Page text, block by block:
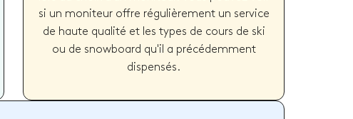
si un moniteur offre régulièrement un service
de haute qualité et les types de cours de ski
ou de snowboard qu'il a précédemment
dispensés.